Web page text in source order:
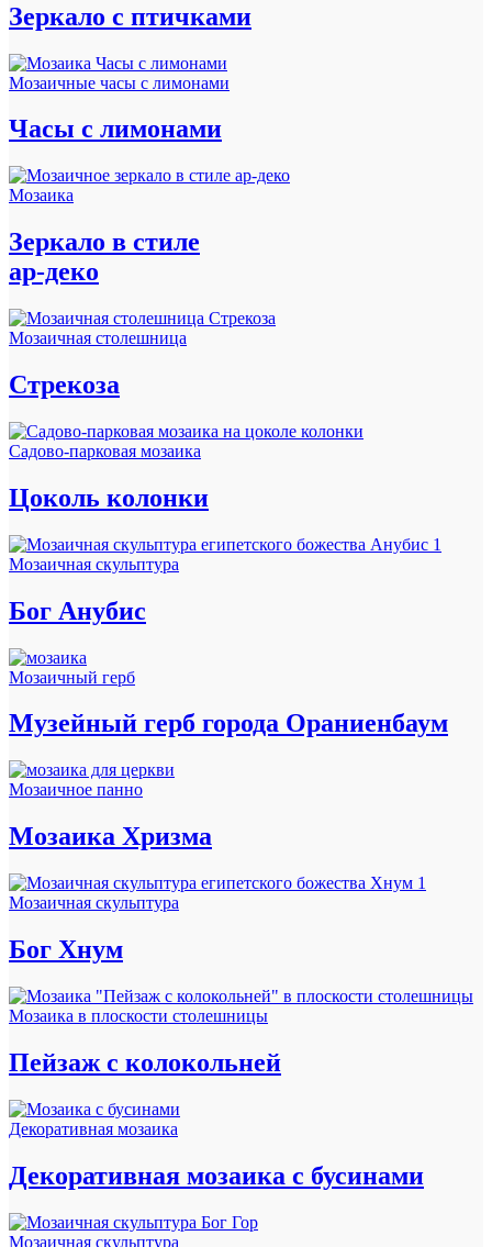
Зеркало с птичками
Мозаичные часы с лимонами
Часы с лимонами
Мозаика
Зеркало в стиле
ар-деко
Мозаичная столешница
Стрекоза
Садово-парковая мозаика
Цоколь колонки
Мозаичная скульптура
Бог Анубис
Мозаичный герб
Музейный герб города Ораниенбаум
Мозаичное панно
Мозаика Хризма
Мозаичная скульптура
Бог Хнум
Мозаика в плоскости столешницы
Пейзаж с колокольней
Декоративная мозаика
Декоративная мозаика с бусинами
Мозаичная скульптура